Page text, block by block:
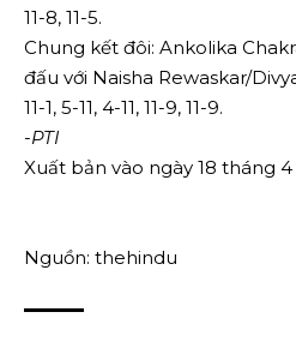
11-8, 11-5.
Chung kết đôi: Ankolika
đấu với Naisha Rewaskar/
11-1, 5-11, 4-11, 11-9, 11-9.
-PTI
Xuất bản vào ngày 18 tháng
Nguồn: thehindu